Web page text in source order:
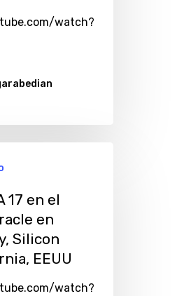
watch?
17 en el
en
Silicon
EEUU
watch?